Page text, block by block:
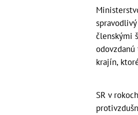
členskými
krajín,
SR v